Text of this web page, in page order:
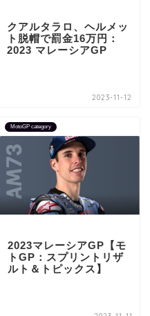
クアルタラロ、ヘルメッ
ト脱帽で罰金16万円：
2023 マレーシアGP
2023-11-12
MotoGP category
2023マレーシアGP【モ
トGP：スプリントリザ
ルト＆トピックス】